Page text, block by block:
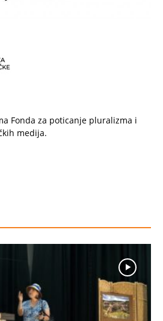
Fonda za poticanje pluralizma i
medija.